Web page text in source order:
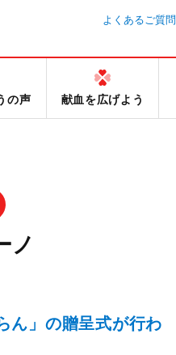
よくあるご質問
の声 献血を広げよう
ノ
ん」の贈呈式が行わ